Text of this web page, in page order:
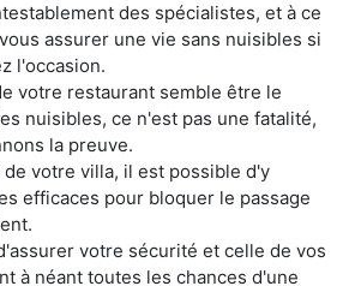
des spécialistes, et à ce
assurer une vie sans nuisibles si
l'occasion.
votre restaurant semble être le
nuisibles, ce n'est pas une fatalité,
la preuve.
votre villa, il est possible d'y
efficaces pour bloquer le passage
votre sécurité et celle de vos
à néant toutes les chances d'une